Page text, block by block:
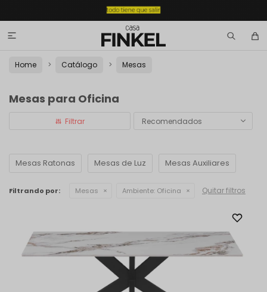

Home Catálogo Mesas
Mesas para Oficina
Recomendados
Mesas Ratonas Mesas de Luz Mesas Auxiliares
Filtrando por: Mesas Ambiente: Oficina Quitar filtros